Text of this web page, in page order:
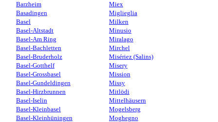
Barzheim
Basadingen
Basel
Basel-Altstadt
Basel-Am Ring
Basel-Bachletten
Basel-Bruderholz
Basel-Gotthelf
Basel-Grossbasel
Basel-Gundeldingen
Basel-Hirzbrunnen
Basel-Iselin
Basel-Kleinbasel
Basel-Kleinhüningen
Miex
Miglieglia
Milken
Minusio
Miralago
Mirchel
Misériez (Salins)
Misery
Mission
Missy
Mitlödi
Mittelhäusern
Mogelsberg
Moghegno